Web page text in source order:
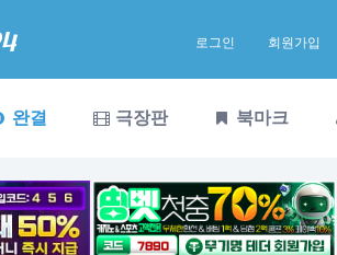
로그인 회원가입
완결 극장판 북마크